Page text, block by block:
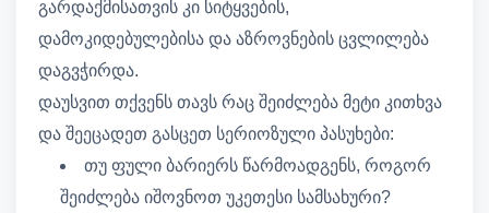
გარდაქმისათვის კი სიტყვების,
დამოკიდებულებისა და აზროვნების ცვლილება
დაგვჭირდა.
დაუსვით თქვენს თავს რაც შეიძლება მეტი კითხვა
და შეეცადეთ გასცეთ სერიოზული პასუხები:
თუ ფული ბარიერს წარმოადგენს, როგორ
შეიძლება იშოვნოთ უკეთესი სამსახური?